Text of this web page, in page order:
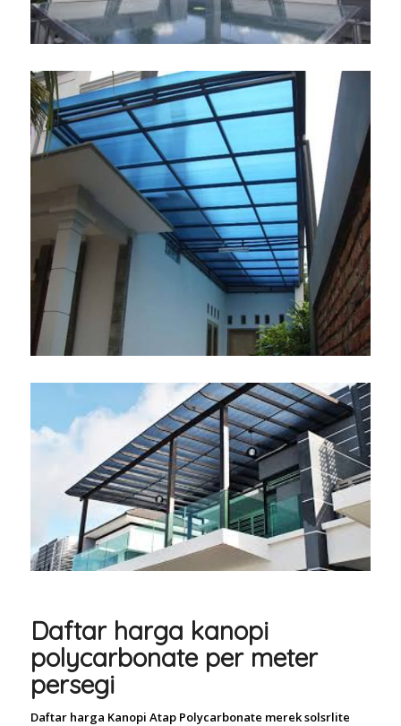
Daftar harga kanopi
polycarbonate per meter
persegi
Daftar harga Kanopi Atap Polycarbonate merek solsrlite